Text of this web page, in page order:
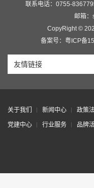
联系电话：0755-
邮箱
CopyRight ©
备案号：粤ICP备
友情链接
关于我们 新闻中心 政策
党建中心 行业服务 品牌